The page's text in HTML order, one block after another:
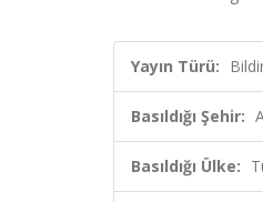
Yayın Türü:
Basıldığı Şehir:
Basıldığı Ülke: